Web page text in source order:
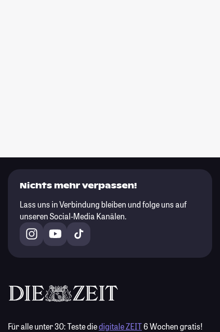
Nichts mehr verpassen!
Lass uns in Verbindung bleiben und folge uns auf
unseren Social-Media Kanälen.
Für alle unter 30:Teste diedigitale ZEIT6 Wochen gratis!